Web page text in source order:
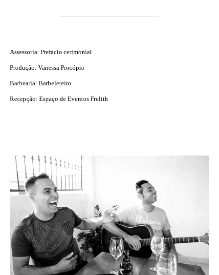
Assessoria: Prefácio cerimonial
Produção: Vanessa Procópio
Barbearia: Barbelereiro
Recepção: Espaço de Eventos Frelith